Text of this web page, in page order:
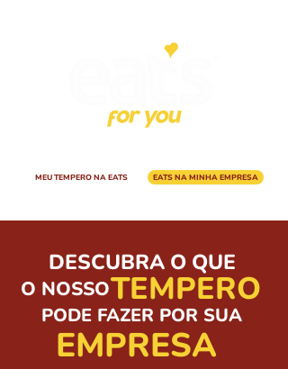
MEU TEMPERO NA EATS EATS NA MINHA EMPRESA
DESCUBRA O QUE
TEMPERO
O NOSSO
EMPRESA
PODE FAZER POR SUA